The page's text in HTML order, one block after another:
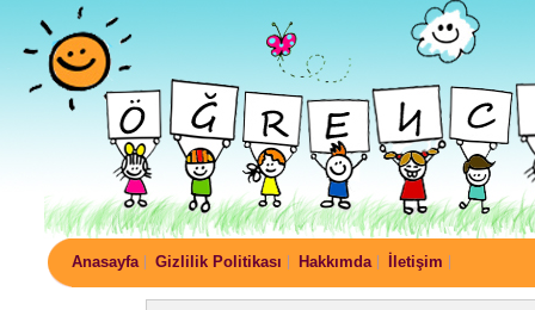
Anasayfa Gizlilik Politikası Hakkımda İletişim